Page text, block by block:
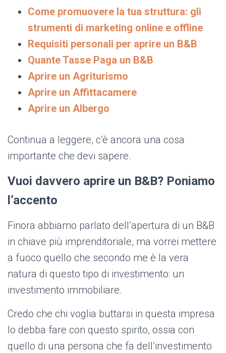
Come promuovere la tua struttura: gli
strumenti di marketing online e offline
Requisiti personali per aprire un B&B
Quante Tasse Paga un B&B
Aprire un Agriturismo
Aprire un Affittacamere
Aprire un Albergo
Continua a leggere, c’è ancora una cosa
importante che devi sapere.
Vuoi davvero aprire un B&B? Poniamo
l’accento
Finora abbiamo parlato dell’apertura di un B&B
in chiave più imprenditoriale, ma vorrei mettere
a fuoco quello che secondo me è la vera
natura di questo tipo di investimento: un
investimento immobiliare.
Credo che chi voglia buttarsi in questa impresa
lo debba fare con questo spirito, ossia con
quello di una persona che fa dell’investimento